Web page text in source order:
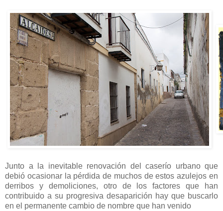
Junto a la inevitable renovación del caserío urbano que
debió ocasionar la pérdida de muchos de estos azulejos en
derribos y demoliciones, otro de los factores que han
contribuido a su progresiva desaparición hay que buscarlo
en el permanente cambio de nombre que han venido